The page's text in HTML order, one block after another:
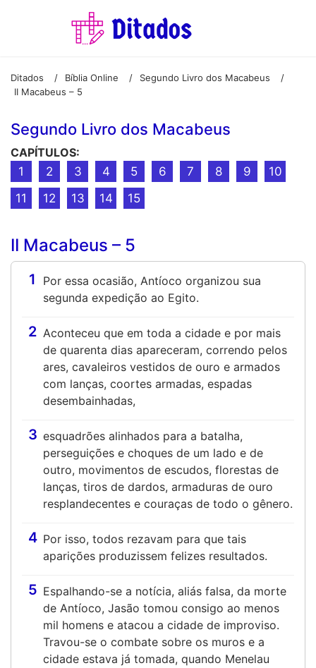
Ditados / Bíblia Online / Segundo Livro dos Macabeus
/
II Macabeus – 5
Segundo Livro dos Macabeus
CAPÍTULOS:
1
2 3 4 5 6 7 8 9
10
11
12 13 14 15
II Macabeus – 5
1
Por essa ocasião, Antíoco organizou sua
segunda expedição ao Egito.
2 Aconteceu que em toda a cidade e por mais
de quarenta dias apareceram, correndo pelos
ares, cavaleiros vestidos de ouro e armados
com lanças, coortes armadas, espadas
desembainhadas,
3 esquadrões alinhados para a batalha,
perseguições e choques de um lado e de
outro, movimentos de escudos, florestas de
lanças, tiros de dardos, armaduras de ouro
resplandecentes e couraças de todo o gênero.
4 Por isso, todos rezavam para que tais
aparições produzissem felizes resultados.
5 Espalhando-se a notícia, aliás falsa, da morte
de Antíoco, Jasão tomou consigo ao menos
mil homens e atacou a cidade de improviso.
Travou-se o combate sobre os muros e a
cidade estava já tomada, quando Menelau